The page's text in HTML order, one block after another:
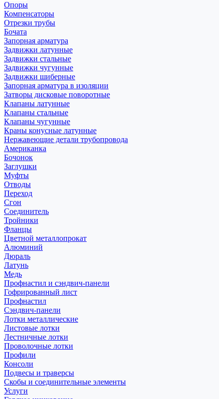
Опоры
Компенсаторы
Отрезки трубы
Бочата
Запорная арматура
Задвижки латунные
Задвижки стальные
Задвижки чугунные
Задвижки шиберные
Запорная арматура в изоляции
Затворы дисковые поворотные
Клапаны латунные
Клапаны стальные
Клапаны чугунные
Краны конусные латунные
Нержавеющие детали трубопровода
Американка
Бочонок
Заглушки
Муфты
Отводы
Переход
Сгон
Соединитель
Тройники
Фланцы
Цветной металлопрокат
Алюминий
Дюраль
Латунь
Медь
Профнастил и сэндвич-панели
Гофрированный лист
Профнастил
Сэндвич-панели
Лотки металлические
Листовые лотки
Лестничные лотки
Проволочные лотки
Профили
Консоли
Подвесы и траверсы
Скобы и соединительные элементы
Услуги